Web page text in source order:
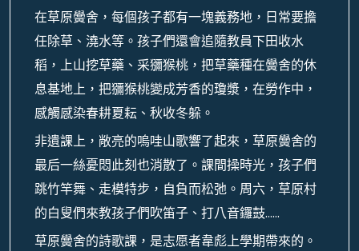
在草原黌舍，每個孩子都有一塊義務地，日常要擔
任除草、澆水等。孩子們還會追隨教員下田收水
稻，上山挖草藥、采獼猴桃，把草藥種在黌舍的休
息基地上，把獼猴桃變成芳香的瓊漿，在勞作中，
感觸感染春耕夏耘、秋收冬躲。
非遺課上，敞亮的嗚哇山歌響了起來，草原黌舍的
最后一絲憂悶此刻也消散了。課間操時光，孩子們
跳竹竿舞、走模特步，自負而松弛。周六，草原村
的白叟們來教孩子們吹笛子、打八音鑼鼓……
草原黌舍的詩歌課，是志愿者韋彪上學期帶來的。